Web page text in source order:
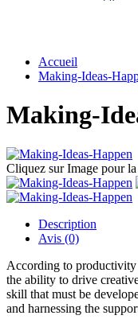
Accueil
Making-Ideas-
Making-
Cliquez sur Image pour
Description
Avis (0)
According to
the ability to drive
skill that must be
and harnessing the